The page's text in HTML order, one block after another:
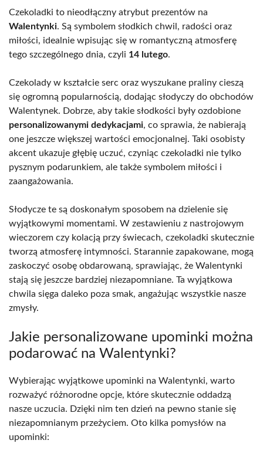
Czekoladki to nieodłączny atrybut prezentów na
Walentynki. Są symbolem słodkich chwil, radości oraz
miłości, idealnie wpisując się w romantyczną atmosferę
tego szczególnego dnia, czyli 14 lutego.
Czekolady w kształcie serc oraz wyszukane praliny cieszą
się ogromną popularnością, dodając słodyczy do obchodów
Walentynek. Dobrze, aby takie słodkości były ozdobione
personalizowanymi dedykacjami, co sprawia, że nabierają
one jeszcze większej wartości emocjonalnej. Taki osobisty
akcent ukazuje głębię uczuć, czyniąc czekoladki nie tylko
pysznym podarunkiem, ale także symbolem miłości i
zaangażowania.
Słodycze te są doskonałym sposobem na dzielenie się
wyjątkowymi momentami. W zestawieniu z nastrojowym
wieczorem czy kolacją przy świecach, czekoladki skutecznie
tworzą atmosferę intymności. Starannie zapakowane, mogą
zaskoczyć osobę obdarowaną, sprawiając, że Walentynki
stają się jeszcze bardziej niezapomniane. Ta wyjątkowa
chwila sięga daleko poza smak, angażując wszystkie nasze
zmysły.
Jakie personalizowane upominki można
podarować na Walentynki?
Wybierając wyjątkowe upominki na Walentynki, warto
rozważyć różnorodne opcje, które skutecznie oddadzą
nasze uczucia. Dzięki nim ten dzień na pewno stanie się
niezapomnianym przeżyciem. Oto kilka pomysłów na
upominki: